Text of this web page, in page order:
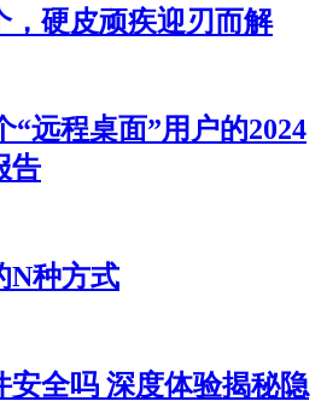
，硬皮顽疾迎刃而解
“远程桌面”用户的2024
告
N种方式
安全吗 深度体验揭秘隐